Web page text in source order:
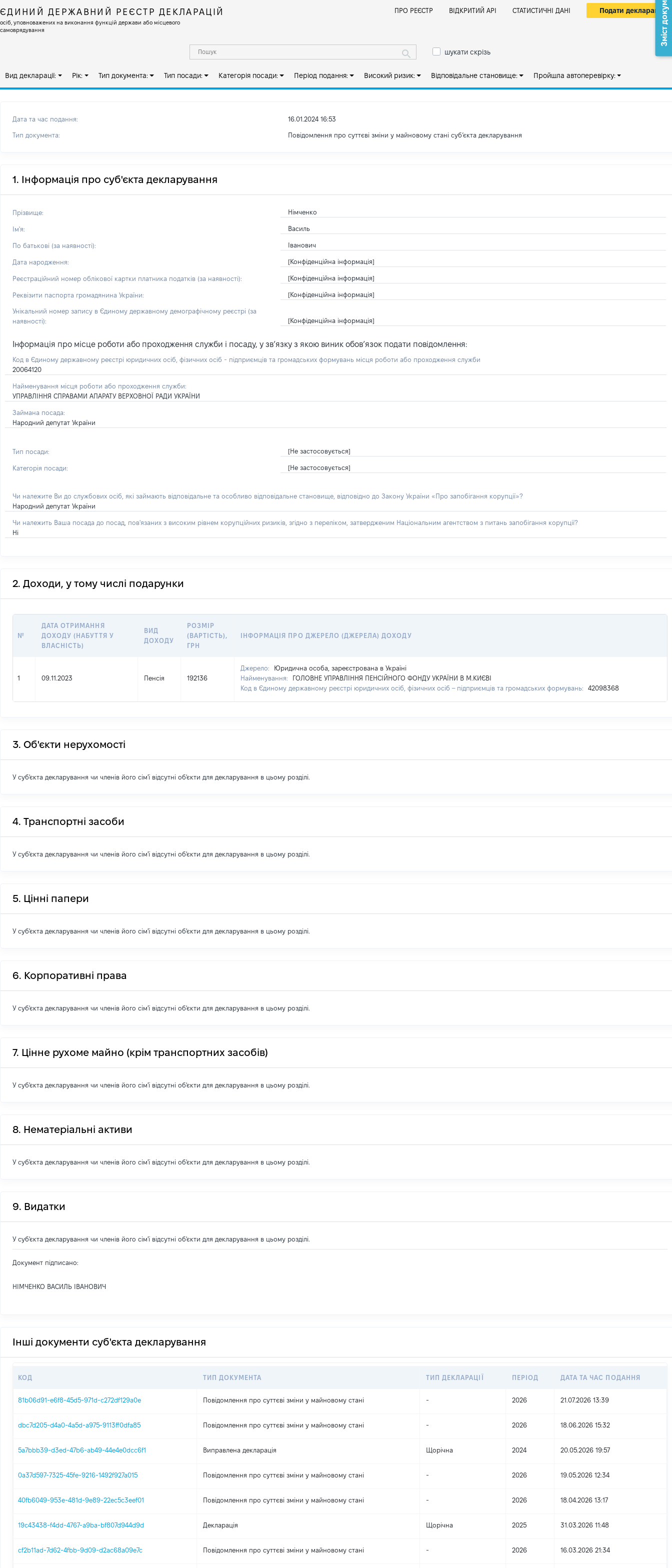
ЄДИНИЙ ДЕРЖАВНИЙ РЕЄСТР ДЕКЛАРАЦІЙ
осіб, уповноважених на виконання функцій держави або місцевого
самоврядування
ПРО РЕЄСТР ВІДКРИТИЙ АРІ СТАТИСТИЧНІ ДАНІ Подати декларацію
шукати скрізь
Вид декларації: Рік: Тип документа: Тип посади: Категорія посади: Період подання: Високий ризик: Відповідальне становище: Пройшла автоперевірку:
Дата та час подання: 16.01.2024 16:53
Тип документа: Повідомлення про суттєві зміни у майновому стані субʼєкта декларування
1. Інформація про суб'єкта декларування
Прізвище: Німченко
Ім'я: Василь
По батькові (за наявності): Іванович
Дата народження: [Конфіденційна інформація]
Реєстраційний номер облікової картки платника податків (за наявності): [Конфіденційна інформація]
Реквізити паспорта громадянина України: [Конфіденційна інформація]
Унікальний номер запису в Єдиному державному демографічному реєстрі (за
наявності):
[Конфіденційна інформація]
Інформація про місце роботи або проходження служби і посаду, у зв’язку з якою виник обов’язок подати повідомлення:
Код в Єдиному державному реєстрі юридичних осіб, фізичних осіб - підприємців та громадських формувань місця роботи або проходження служби
20064120
Найменування місця роботи або проходження служби:
УПРАВЛІННЯ СПРАВАМИ АПАРАТУ ВЕРХОВНОЇ РАДИ УКРАЇНИ
Займана посада:
Народний депутат України
Тип посади: [Не застосовується]
Категорія посади: [Не застосовується]
Чи належите Ви до службових осіб, які займають відповідальне та особливо відповідальне становище, відповідно до Закону України «Про запобігання корупції»?
Народний депутат України
Чи належить Ваша посада до посад, пов'язаних з високим рівнем корупційних ризиків, згідно з переліком, затвердженим Національним агентством з питань запобігання корупції?
Ні
2. Доходи, у тому числі подарунки
№
ДАТА ОТРИМАННЯ
ДОХОДУ (НАБУТТЯ У
ВЛАСНІСТЬ)
ВИД
ДОХОДУ
РОЗМІР
(ВАРТІСТЬ),
ГРН
ІНФОРМАЦІЯ ПРО ДЖЕРЕЛО (ДЖЕРЕЛА) ДОХОДУ
1 09.11.2023 Пенсія 192136
Джерело:
Юридична особа, зареєстрована в Україні
Найменування:
ГОЛОВНЕ УПРАВЛІННЯ ПЕНСІЙНОГО ФОНДУ УКРАЇНИ В М.КИЄВІ
Код в Єдиному державному реєстрі юридичних осіб, фізичних осіб – підприємців та громадських формувань:
42098368
3. Об'єкти нерухомості
У суб'єкта декларування чи членів його сім'ї відсутні об'єкти для декларування в цьому розділі.
4. Транспортні засоби
У суб'єкта декларування чи членів його сім'ї відсутні об'єкти для декларування в цьому розділі.
5. Цінні папери
У суб'єкта декларування чи членів його сім'ї відсутні об'єкти для декларування в цьому розділі.
6. Корпоративні права
У суб'єкта декларування чи членів його сім'ї відсутні об'єкти для декларування в цьому розділі.
7. Цінне рухоме майно (крім транспортних засобів)
У суб'єкта декларування чи членів його сім'ї відсутні об'єкти для декларування в цьому розділі.
8. Нематеріальні активи
У суб'єкта декларування чи членів його сім'ї відсутні об'єкти для декларування в цьому розділі.
9. Видатки
У суб'єкта декларування чи членів його сім'ї відсутні об'єкти для декларування в цьому розділі.
Документ підписано:
НІМЧЕНКО ВАСИЛЬ ІВАНОВИЧ
Зміст документа
Інші документи суб'єкта декларування
КОД ТИП ДОКУМЕНТА ТИП ДЕКЛАРАЦІЇ ПЕРІОД ДАТА ТА ЧАС ПОДАННЯ
81b06d91-e6f8-45d5-971d-c272df129a0e Повідомлення про суттєві зміни y майновому стані - 2026 21.07.2026 13:39
dbc7d205-d4a0-4a5d-a975-9113ff0dfa85 Повідомлення про суттєві зміни y майновому стані - 2026 18.06.2026 15:32
5a7bbb39-d3ed-47b6-ab49-44e4e0dcc6f1 Виправлена декларація Щорічна 2024 20.05.2026 19:57
0a37d597-7325-45fe-9216-1492f927a015 Повідомлення про суттєві зміни y майновому стані - 2026 19.05.2026 12:34
40fb6049-953e-481d-9e89-22ec5c3eef01 Повідомлення про суттєві зміни y майновому стані - 2026 18.04.2026 13:17
19c43438-f4dd-4767-a9ba-bf807d944d9d Декларація Щорічна 2025 31.03.2026 11:48
cf2b11ad-7d62-4fbb-9d09-d2ac68a09e7c Повідомлення про суттєві зміни y майновому стані - 2026 16.03.2026 21:34